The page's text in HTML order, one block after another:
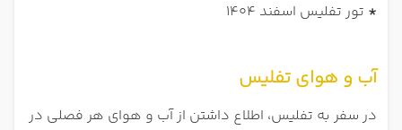
* تور تفلیس اسفند 1404
آب و هوای تفلیس
در سفر به تفلیس، اطلاع داشتن از آب و هوای هر فصلی در